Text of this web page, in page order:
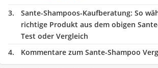
Sante-Shampoos-Kaufberatung: So
richtige Produkt aus dem obigen
Test oder Vergleich
Kommentare zum Sante-Shampoo